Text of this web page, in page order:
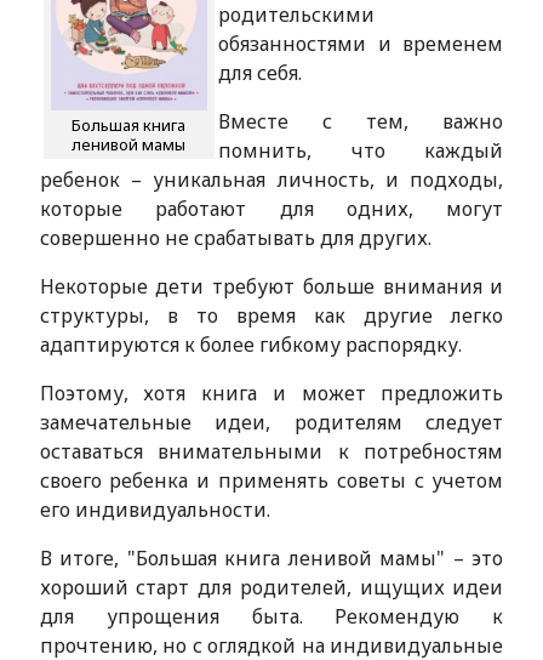
Большая книга
ленивой мамы
родительскими
обязанностями и временем
для себя.
Вместе с тем, важно
помнить, что каждый
ребенок – уникальная личность, и подходы,
которые работают для одних, могут
совершенно не срабатывать для других.
Некоторые дети требуют больше внимания и
структуры, в то время как другие легко
адаптируются к более гибкому распорядку.
Поэтому, хотя книга и может предложить
замечательные идеи, родителям следует
оставаться внимательными к потребностям
своего ребенка и применять советы с учетом
его индивидуальности.
В итоге, "Большая книга ленивой мамы" – это
хороший старт для родителей, ищущих идеи
для упрощения быта. Рекомендую к
прочтению, но с оглядкой на индивидуальные